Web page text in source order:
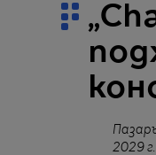
2029